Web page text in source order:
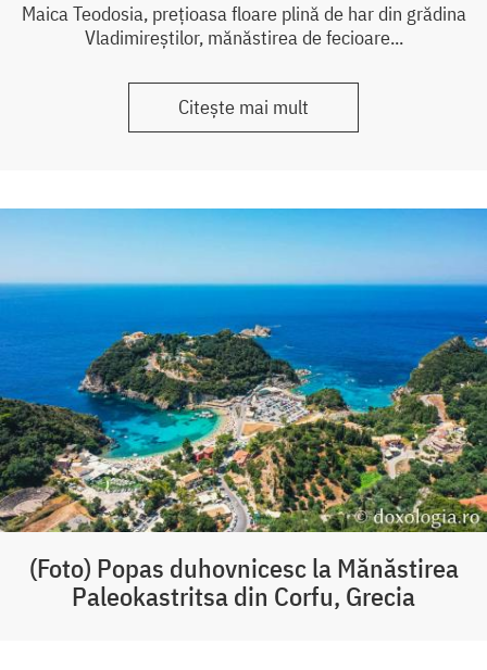
Maica Teodosia, prețioasa floare plină de har din grădina
Vladimireștilor, mănăstirea de fecioare...
Citește mai mult
(Foto) Popas duhovnicesc la Mănăstirea
Paleokastritsa din Corfu, Grecia